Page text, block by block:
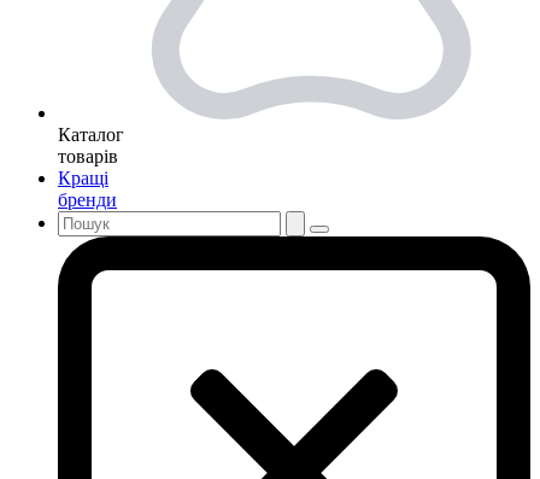
Каталог
товарів
Кращі
бренди